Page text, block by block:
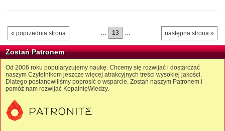
« poprzednia strona następna strona »
13
Zostań Patronem
Od 2006 roku popularyzujemy naukę. Chcemy się rozwijać i dostarczać
naszym Czytelnikom jeszcze więcej atrakcyjnych treści wysokiej jakości.
Dlatego postanowiliśmy poprosić o wsparcie. Zostań naszym Patronem i
pomóż nam rozwijać KopalnięWiedzy.